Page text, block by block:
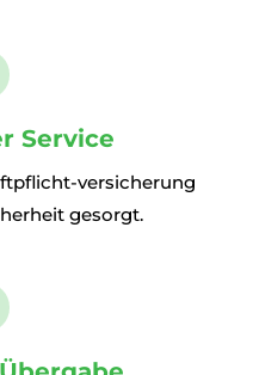
Service
versicherung
gesorgt.